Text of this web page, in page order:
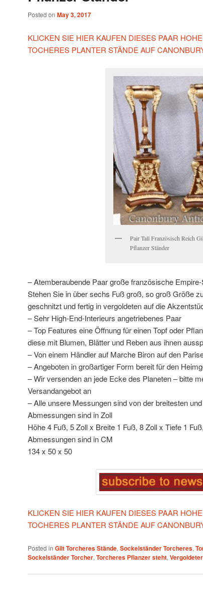
Posted on May 3, 2017
KLICKEN SIE HIER KAUFEN DIESES PAAR
TOCHERES PLANTER STÄNDE AUF
Pair Tall Französisch Reich
Pflanzer Ständer
– Atemberaubende Paar große französische
Stehen Sie in über sechs Fuß groß, so groß Größe
geschnitzt und fertig in vergoldeten auf die
– Sehr High-End-Interieurs angetriebenes Paar
– Top Features eine Öffnung für einen Topf oder
diese mit Blumen, Blätter und Reben aus ihnen
– Von einem Händler auf Marche Biron auf den
– Angeboten in großartiger Form bereit für den
– Wir versenden an jede Ecke des Planeten – bitte
Versandangebot an
– Alle unsere Messungen sind von der breitesten
Abmessungen sind in Zoll
Höhe 4 Fuß, 5 Zoll x Breite 1 Fuß, 8 Zoll x Tiefe 1
Abmessungen sind in CM
134 x 50 x 50
KLICKEN SIE HIER KAUFEN DIESES PAAR
TOCHERES PLANTER STÄNDE AUF
Posted in Gilt Torcheres Stände, Sockelständer Torcheres,
Sockelständer Torcher, Torcheres Pflanzer steht,